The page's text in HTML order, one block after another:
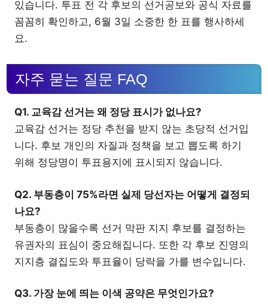
있습니다. 투표 전 각 후보의 선거공보와 공식 자료를
꼼꼼히 확인하고, 6월 3일 소중한 한 표를 행사하세
요.
자주 묻는 질문 FAQ
Q1. 교육감 선거는 왜 정당 표시가 없나요?
교육감 선거는 정당 추천을 받지 않는 초당적 선거입
니다. 후보 개인의 자질과 정책을 보고 뽑도록 하기
위해 정당명이 투표용지에 표시되지 않습니다.
Q2. 부동층이 75%라면 실제 당선자는 어떻게 결정되
나요?
부동층이 많을수록 선거 막판 지지 후보를 결정하는
유권자의 표심이 중요해집니다. 또한 각 후보 진영의
지지층 결집도와 투표율이 당락을 가를 변수입니다.
Q3. 가장 눈에 띄는 이색 공약은 무엇인가요?